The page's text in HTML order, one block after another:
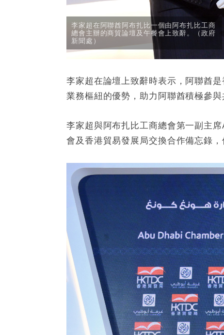
李家超在阿聯酋阿布扎比一個由阿布扎比工商
總會主辦的商貿論壇及午餐會上致辭。（政府
新聞處）
李家超在論壇上致辭時表示，阿聯酋
業務樞紐的優勢，助力阿聯酋積極參與
李家超與阿布扎比工商總會第一副主
會及香港貿易發展局交換合作備忘錄